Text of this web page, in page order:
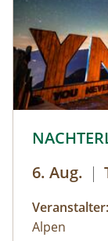
6. Aug. |
Veranstalter:
Alpen